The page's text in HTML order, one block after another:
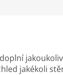
jakékoli